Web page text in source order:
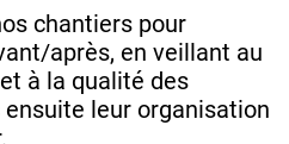
chantiers pour
après, en veillant au
à la qualité des
leur organisation